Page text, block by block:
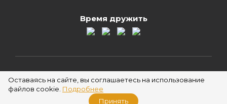
Время дружить
2026 ©
Оставаясь на сайте, вы соглашаетесь на использование
файлов cookie. Подробнее
Принять